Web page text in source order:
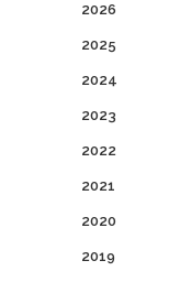
2026
2025
2024
2023
2022
2021
2020
2019